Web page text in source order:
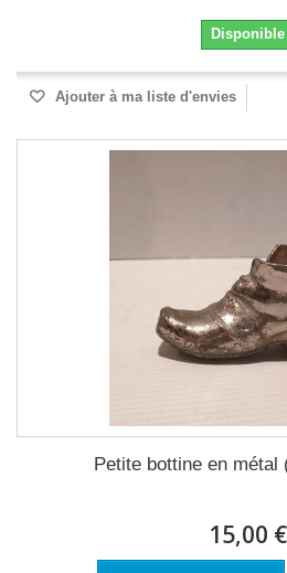
Disponible
Ajouter à ma liste d'envies
Petite bottine en métal
15,00 €